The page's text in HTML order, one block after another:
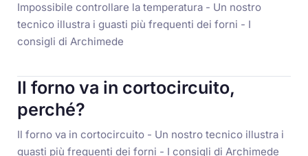
Impossibile controllare la temperatura - Un nostro
tecnico illustra i guasti più frequenti dei forni - I
consigli di Archimede
Il forno va in cortocircuito,
perché?
Il forno va in cortocircuito - Un nostro tecnico illustra i
guasti più frequenti dei forni - I consigli di Archimede